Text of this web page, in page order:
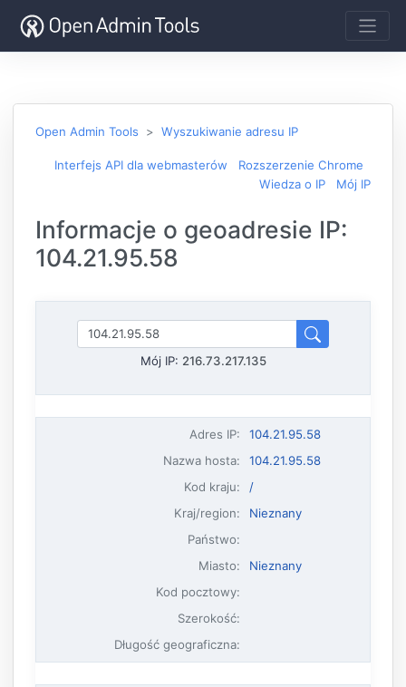
Open Admin Tools Wyszukiwanie adresu IP
Interfejs API dla webmasterów
Rozszerzenie Chrome
Wiedza o IP
Mój IP
Informacje o geoadresie IP:
104.21.95.58
Mój IP: 216.73.217.135
Adres IP:
104.21.95.58
Nazwa hosta:
104.21.95.58
Kod kraju:
/
Kraj/region:
Nieznany
Państwo:
Miasto:
Nieznany
Kod pocztowy:
Szerokość:
Długość geograficzna: